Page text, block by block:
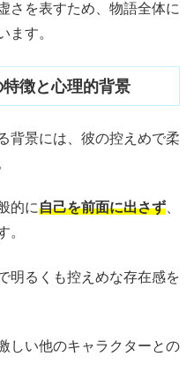
さを表すため、物語全体に
ます。
特徴と心理的背景
背景には、彼の控えめで柔
的に自己を前面に出さず
。
明るくも控えめな存在感を
しい他のキャラクターとの